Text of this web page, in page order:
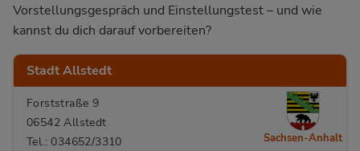
Vorstellungsgespräch und Einstellungstest – und wie
kannst du dich darauf vorbereiten?
Stadt Allstedt
Forststraße 9
06542 Allstedt
Tel.: 034652/3310
Sachsen-Anhalt